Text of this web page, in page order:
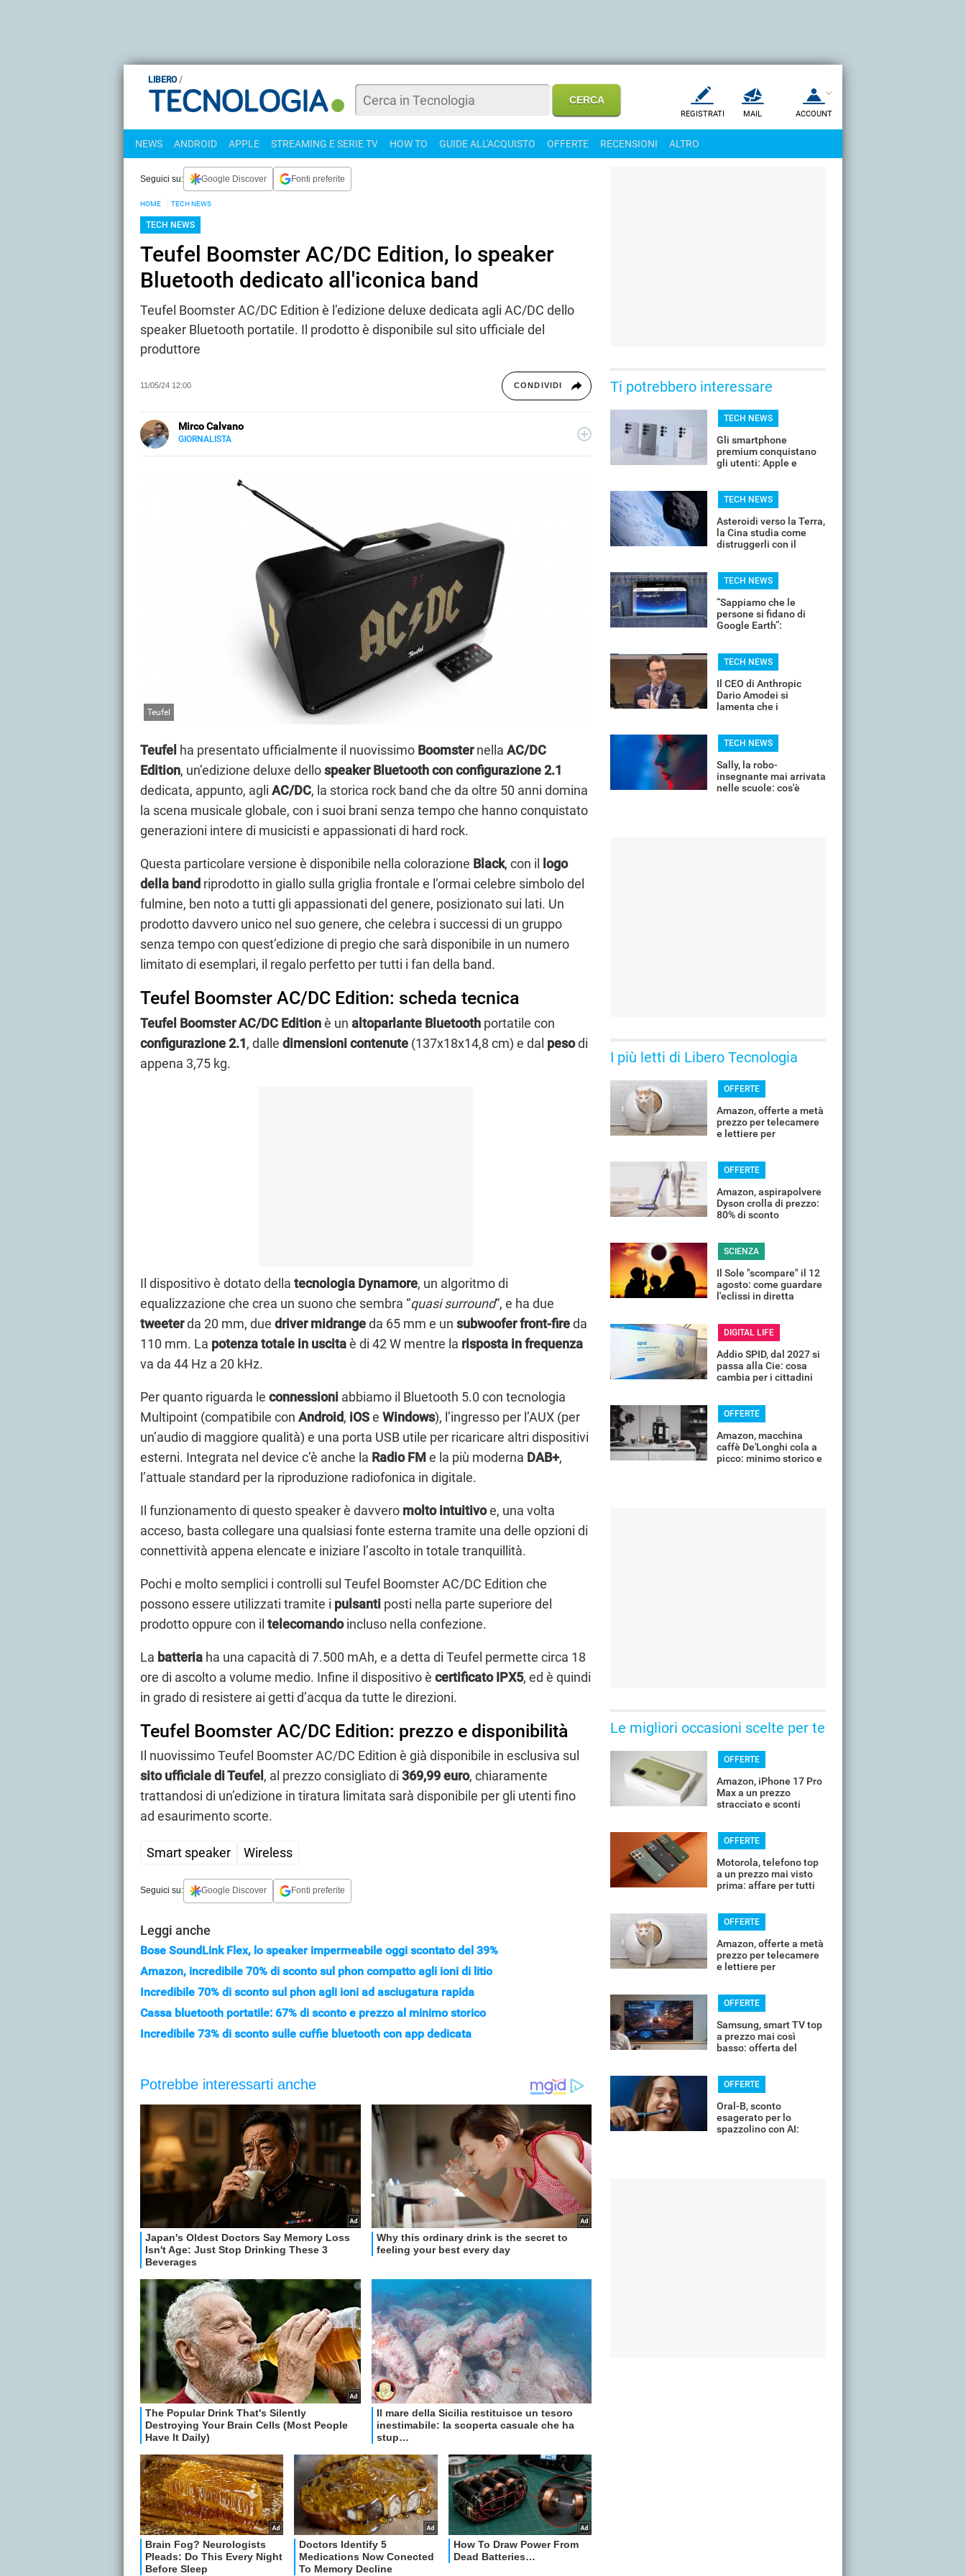
LIBERO
REGISTRATI MAIL ACCOUNT
NEWS ANDROID APPLE STREAMING E SERIE TV HOW TO GUIDE ALL'ACQUISTO OFFERTE RECENSIONI ALTRO
Seguici su: Google Discover Fonti preferite
HOME TECH NEWS
TECH NEWS
Teufel Boomster AC/DC Edition, lo speaker
Bluetooth dedicato all'iconica band
Teufel Boomster AC/DC Edition è l’edizione deluxe dedicata agli AC/DC dello
speaker Bluetooth portatile. Il prodotto è disponibile sul sito ufficiale del
produttore
11/05/24 12:00 CONDIVIDI
Mirco Calvano
GIORNALISTA
Teufel
Teufel ha presentato ufficialmente il nuovissimo Boomsternella AC/DC
Edition, un’edizione deluxe dellospeaker Bluetooth con configurazione 2.1
dedicata, appunto, agli AC/DC, la storica rock band che da oltre 50 anni domina
la scena musicale globale, con i suoi brani senza tempo che hanno conquistato
generazioni intere di musicisti e appassionati di hard rock.
Questa particolare versione è disponibile nella colorazione Black, con il
logo
della band riprodotto in giallo sulla griglia frontale e l’ormai celebre simbolo del
fulmine, ben noto a tutti gli appassionati del genere, posizionato sui lati. Un
prodotto davvero unico nel suo genere, che celebra i successi di un gruppo
senza tempo con quest’edizione di pregio che sarà disponibile in un numero
limitato di esemplari, il regalo perfetto per tutti i fan della band.
Teufel Boomster AC/DC Edition: scheda tecnica
Teufel Boomster AC/DC Editionè un altoparlante Bluetooth portatile con
configurazione 2.1, dalle dimensioni contenute (‎137x18x14,8 cm) e dal pesodi
appena 3,75 kg.
Il dispositivo è dotato della tecnologia Dynamore, un algoritmo di
equalizzazione che crea un suono che sembra “quasi surround“, e ha due
tweeterda 20 mm, due driver midrangeda 65 mm e un subwoofer front-fireda
110 mm. La potenzatotale in uscitaè di 42 W mentre la risposta in frequenza
va da 44 Hz a 20 kHz.
Per quanto riguarda le connessioni abbiamo il Bluetooth 5.0 con tecnologia
Multipoint (compatibile con Android, iOSe Windows), l’ingresso per l’AUX (per
un’audio di maggiore qualità) e una porta USB utile per ricaricare altri dispositivi
esterni. Integrata nel device c’è anche la Radio FMe la più moderna DAB+,
l’attuale standard per la riproduzione radiofonica in digitale.
Il funzionamento di questo speaker è davvero molto intuitivoe, una volta
acceso, basta collegare una qualsiasi fonte esterna tramite una delle opzioni di
connettività appena elencate e iniziare l’ascolto in totale tranquillità.
Pochi e molto semplici i controlli sul Teufel Boomster AC/DC Edition che
possono essere utilizzati tramite i pulsanti posti nella parte superiore del
prodotto oppure con il telecomandoincluso nella confezione.
La batteria ha una capacità di 7.500 mAh, e a detta di Teufel permette circa 18
ore di ascolto a volume medio. Infine il dispositivo è certificato IPX5, ed è quindi
in grado di resistere ai getti d’acqua da tutte le direzioni.
Teufel Boomster AC/DC Edition: prezzo e disponibilità
Il nuovissimo Teufel Boomster AC/DC Edition è già disponibile in esclusiva sul
sito ufficiale di Teufel , al prezzo consigliato di 369,99 euro, chiaramente
trattandosi di un’edizione in tiratura limitata sarà disponibile per gli utenti fino
ad esaurimento scorte.
Smart speaker Wireless
Seguici su: Google Discover Fonti preferite
Leggi anche
Bose SoundLink Flex, lo speaker impermeabile oggi scontato del 39%
Amazon, incredibile 70% di sconto sul phon compatto agli ioni di litio
Incredibile 70% di sconto sul phon agli ioni ad asciugatura rapida
Cassa bluetooth portatile: 67% di sconto e prezzo al minimo storico
Incredibile 73% di sconto sulle cuffie bluetooth con app dedicata
Ti potrebbero interessare
TECH NEWS
Gli smartphone
premium conquistano
gli utenti: Apple e
TECH NEWS
Asteroidi verso la Terra,
la Cina studia come
distruggerli con il
TECH NEWS
“Sappiamo che le
persone si fidano di
Google Earth”:
ore
TECH NEWS
Il CEO di Anthropic
Dario Amodei si
lamenta che i
TECH NEWS
Sally, la robo-
insegnante mai arrivata
nelle scuole: cos'è
I più letti di Libero Tecnologia
OFFERTE
Amazon, offerte a metà
prezzo per telecamere
e lettiere per
OFFERTE
Amazon, aspirapolvere
Dyson crolla di prezzo:
80% di sconto
SCIENZA
Il Sole "scompare" il 12
agosto: come guardare
l'eclissi in diretta
DIGITAL LIFE
Addio SPID, dal 2027 si
passa alla Cie: cosa
cambia per i cittadini
OFFERTE
Amazon, macchina
caffè De'Longhi cola a
picco: minimo storico e
Le migliori occasioni scelte per te
OFFERTE
Amazon, iPhone 17 Pro
Max a un prezzo
stracciato e sconti
OFFERTE
Motorola, telefono top
a un prezzo mai visto
prima: affare per tutti
OFFERTE
Amazon, offerte a metà
prezzo per telecamere
e lettiere per
OFFERTE
Samsung, smart TV top
a prezzo mai così
basso: offerta del
OFFERTE
Oral-B, sconto
esagerato per lo
spazzolino con AI: